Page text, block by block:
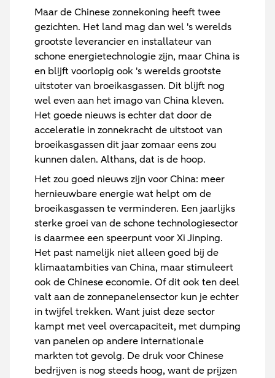
Maar de Chinese zonnekoning heeft twee
gezichten. Het land mag dan wel 's werelds
grootste leverancier en installateur van
schone energietechnologie zijn, maar China is
en blijft voorlopig ook 's werelds grootste
uitstoter van broeikasgassen. Dit blijft nog
wel even aan het imago van China kleven.
Het goede nieuws is echter dat door de
acceleratie in zonnekracht de uitstoot van
broeikasgassen dit jaar zomaar eens zou
kunnen dalen. Althans, dat is de hoop.
Het zou goed nieuws zijn voor China: meer
hernieuwbare energie wat helpt om de
broeikasgassen te verminderen. Een jaarlijks
sterke groei van de schone technologiesector
is daarmee een speerpunt voor Xi Jinping.
Het past namelijk niet alleen goed bij de
klimaatambities van China, maar stimuleert
ook de Chinese economie. Of dit ook ten deel
valt aan de zonnepanelensector kun je echter
in twijfel trekken. Want juist deze sector
kampt met veel overcapaciteit, met dumping
van panelen op andere internationale
markten tot gevolg. De druk voor Chinese
bedrijven is nog steeds hoog, want de prijzen